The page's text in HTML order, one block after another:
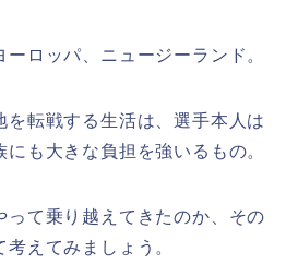
ロッパ、ニュージーランド。
を転戦する生活は、選手本人は
も大きな負担を強いるもの。
って乗り越えてきたのか、その
考えてみましょう。